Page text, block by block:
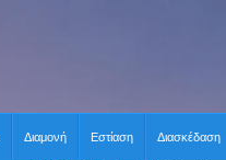
Διαμονή Εστίαση Διασκέδαση